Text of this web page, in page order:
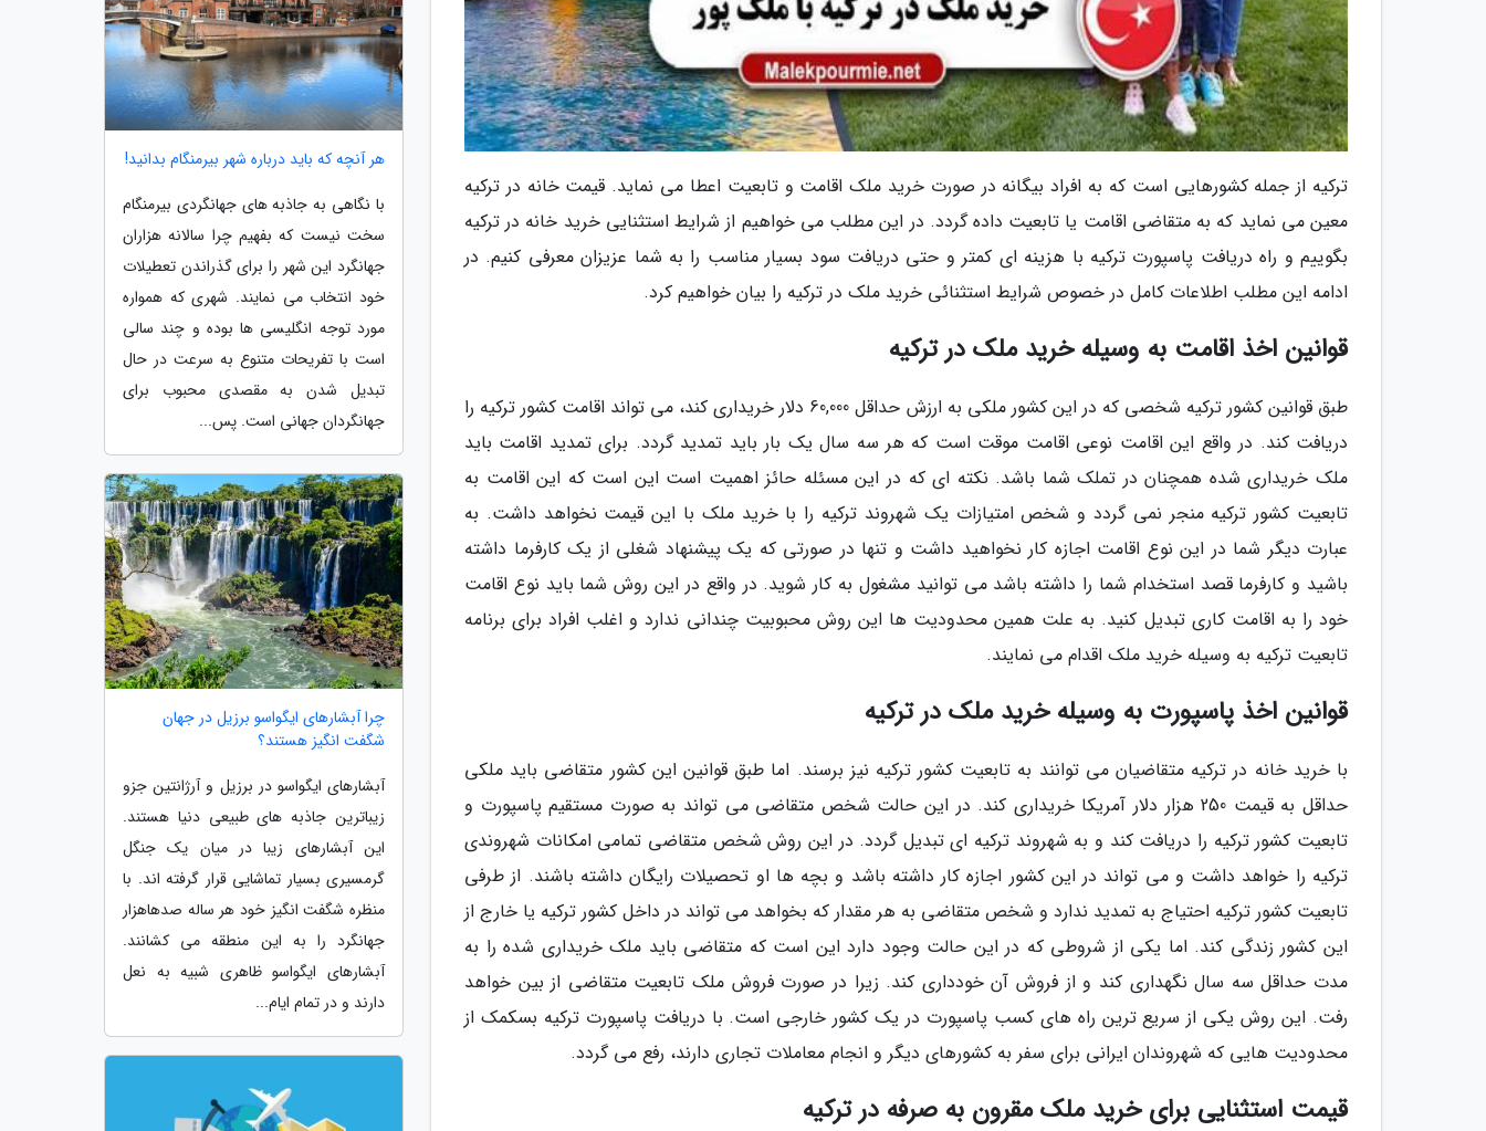
ترکیه از جمله کشورهایی است که به افراد بیگانه در صورت خرید ملک اقامت و تابعیت اعطا می نماید. قیمت خانه در ترکیه
معین می نماید که به متقاضی اقامت یا تابعیت داده گردد. در این مطلب می خواهیم از شرایط استثنایی خرید خانه در ترکیه
بگوییم و راه دریافت پاسپورت ترکیه با هزینه ای کمتر و حتی دریافت سود بسیار مناسب را به شما عزیزان معرفی کنیم. در
ادامه این مطلب اطلاعات کامل در خصوص شرایط استثنائی خرید ملک در ترکیه را بیان خواهیم کرد.
قوانین اخذ اقامت به وسیله خرید ملک در ترکیه
طبق قوانین کشور ترکیه شخصی که در این کشور ملکی به ارزش حداقل 60,000 دلار خریداری کند، می تواند اقامت کشور ترکیه را
دریافت کند. در واقع این اقامت نوعی اقامت موقت است که هر سه سال یک بار باید تمدید گردد. برای تمدید اقامت باید
ملک خریداری شده همچنان در تملک شما باشد. نکته ای که در این مسئله حائز اهمیت است این است که این اقامت به
تابعیت کشور ترکیه منجر نمی گردد و شخص امتیازات یک شهروند ترکیه را با خرید ملک با این قیمت نخواهد داشت. به
عبارت دیگر شما در این نوع اقامت اجازه کار نخواهید داشت و تنها در صورتی که یک پیشنهاد شغلی از یک کارفرما داشته
باشید و کارفرما قصد استخدام شما را داشته باشد می توانید مشغول به کار شوید. در واقع در این روش شما باید نوع اقامت
خود را به اقامت کاری تبدیل کنید. به علت همین محدودیت ها این روش محبوبیت چندانی ندارد و اغلب افراد برای برنامه
تابعیت ترکیه به وسیله خرید ملک اقدام می نمایند.
قوانین اخذ پاسپورت به وسیله خرید ملک در ترکیه
با خرید خانه در ترکیه متقاضیان می توانند به تابعیت کشور ترکیه نیز برسند. اما طبق قوانین این کشور متقاضی باید ملکی
حداقل به قیمت 250 هزار دلار آمریکا خریداری کند. در این حالت شخص متقاضی می تواند به صورت مستقیم پاسپورت و
تابعیت کشور ترکیه را دریافت کند و به شهروند ترکیه ای تبدیل گردد. در این روش شخص متقاضی تمامی امکانات شهروندی
ترکیه را خواهد داشت و می تواند در این کشور اجازه کار داشته باشد و بچه ها او تحصیلات رایگان داشته باشند. از طرفی
تابعیت کشور ترکیه احتیاج به تمدید ندارد و شخص متقاضی به هر مقدار که بخواهد می تواند در داخل کشور ترکیه یا خارج از
این کشور زندگی کند. اما یکی از شروطی که در این حالت وجود دارد این است که متقاضی باید ملک خریداری شده را به
مدت حداقل سه سال نگهداری کند و از فروش آن خودداری کند. زیرا در صورت فروش ملک تابعیت متقاضی از بین خواهد
رفت. این روش یکی از سریع ترین راه های کسب پاسپورت در یک کشور خارجی است. با دریافت پاسپورت ترکیه بسکمک از
محدودیت هایی که شهروندان ایرانی برای سفر به کشورهای دیگر و انجام معاملات تجاری دارند، رفع می گردد.
قیمت استثنایی برای خرید ملک مقرون به صرفه در ترکیه
هر آنچه که باید درباره شهر بیرمنگام بدانید!
با نگاهی به جاذبه های جهانگردی بیرمنگام
سخت نیست که بفهیم چرا سالانه هزاران
جهانگرد این شهر را برای گذراندن تعطیلات
خود انتخاب می نمایند. شهری که همواره
مورد توجه انگلیسی ها بوده و چند سالی
است با تفریحات متنوع به سرعت در حال
تبدیل شدن به مقصدی محبوب برای
جهانگردان جهانی است. پس...
چرا آبشارهای ایگواسو برزیل در جهان
شگفت انگیز هستند؟
آبشارهای ایگواسو در برزیل و آرژانتین جزو
زیباترین جاذبه های طبیعی دنیا هستند.
این آبشارهای زیبا در میان یک جنگل
گرمسیری بسیار تماشایی قرار گرفته اند. با
منظره شگفت انگیز خود هر ساله صدهاهزار
جهانگرد را به این منطقه می کشانند.
آبشارهای ایگواسو ظاهری شبیه به نعل
دارند و در تمام ایام...